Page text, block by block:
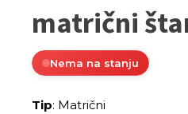
matrični
Nema na stanju
Tip: Matrični